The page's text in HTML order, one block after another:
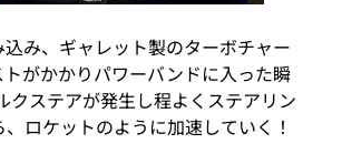
込み、ギャレット製のターボチャー
がかかりパワーバンドに入った瞬
クステアが発生し程よくステアリン
ロケットのように加速していく！